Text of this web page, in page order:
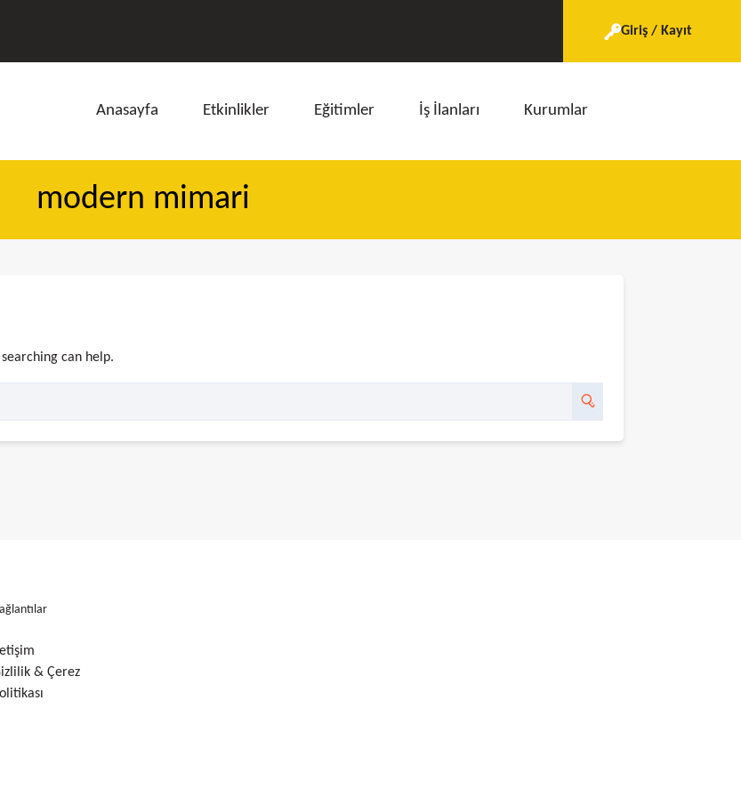
Giriş / Kayıt
Anasayfa Etkinlikler Eğitimler İş İlanları Kurumlar
modern mimari
can help.
& Çerez